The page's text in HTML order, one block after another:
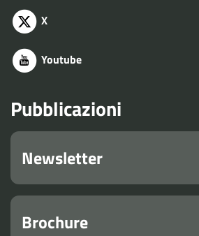
X
Youtube
Pubblicazioni
Newsletter
Brochure